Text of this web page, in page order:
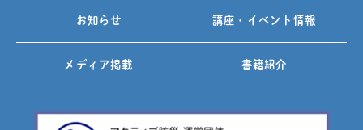
お知らせ 講座・イベント情報
メディア掲載 書籍紹介